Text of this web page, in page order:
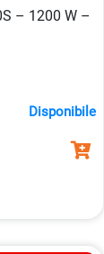
– 1200 W –
Disponibile